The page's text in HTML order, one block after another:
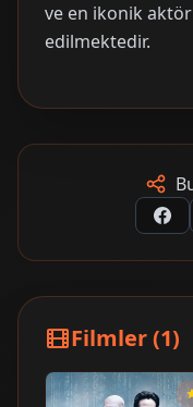
ve en ikonik
edilmektedir.
Filmler (1)